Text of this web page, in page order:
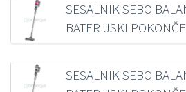
SESALNIK SEBO
BATERIJSKI
SESALNIK SEBO